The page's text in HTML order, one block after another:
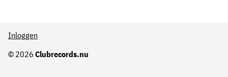
© 2026 Clubrecords.nu
Inloggen